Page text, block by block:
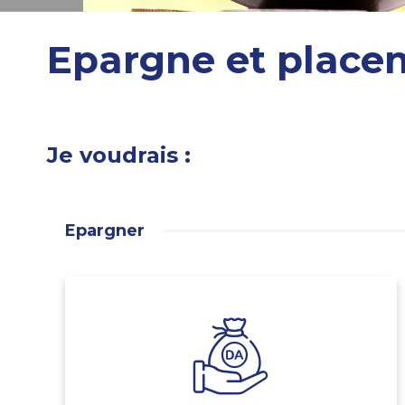
Epargne et
Je voudrais :
Epargner